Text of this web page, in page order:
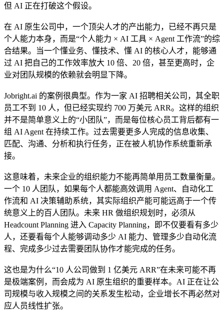
但 AI 正在打破这个假设。
在 AI 原生公司中，一个顶尖人才的产出能力，已经不再只是
个人能力本身，而是“个人能力 × AI 工具 × Agent 工作流”的综
合结果。当一个懂业务、懂技术、懂 AI 的核心人才，能够通
过 AI 把自己的工作效率放大 10 倍、20 倍，甚至更高时，企
业对团队规模的依赖就会明显下降。
Jobright.ai 的案例很典型。作为一家 AI 招聘相关公司，其全职
员工不到 10 人，但已经实现约 700 万美元 ARR。这样的组织
并不是简单意义上的“小团队”，而是每位核心员工背后都有一
组 AI Agent 在持续工作。过去需要更多人完成的信息收集、
匹配、沟通、分析和执行任务，正在被人机协作系统重新承
接。
这意味着，未来企业的组织能力不能再简单用员工数量衡量。
一个 10 人团队，如果每个人都能高效调用 Agent、自动化工
作流和 AI 决策辅助系统，其实际组织产能可能远高于一个传
统意义上的百人团队。未来 HR 做组织规划时，必须从
Headcount Planning 进入 Capacity Planning，即不仅要看有多少
人，还要看每个人能够调动多少 AI 能力、管理多少自动化流
程、完成多少过去需要团队协作才能完成的任务。
这也是为什么“10 人公司做到 1 亿美元 ARR”在未来可能不再
是极端案例，而会成为 AI 原生组织的重要样本。AI 正在让公
司规模与收入规模之间的关系发生松动，企业增长不再必然对
应人员线性扩张。